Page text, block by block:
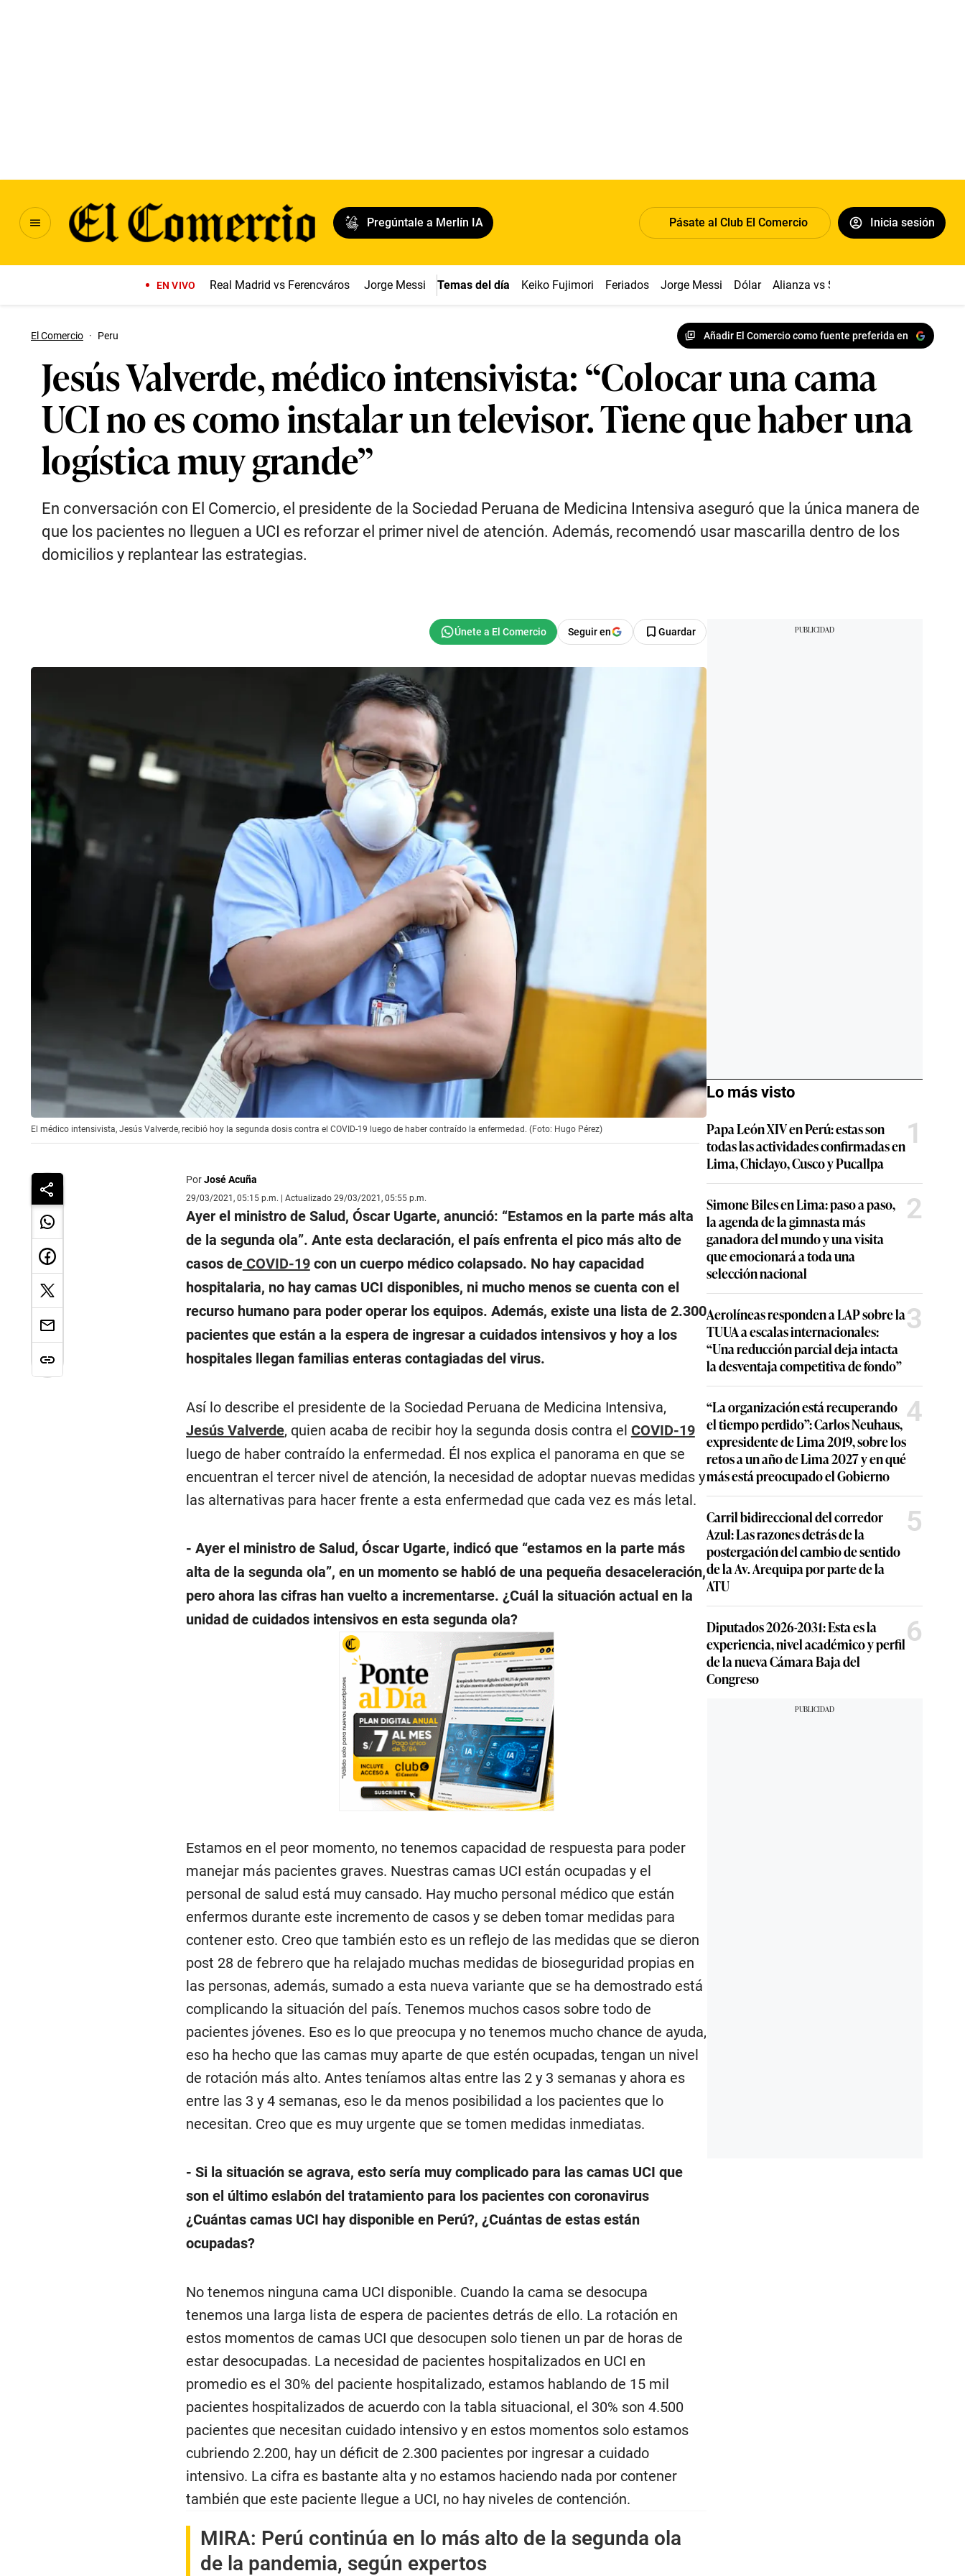
Pregúntale a Merlín IA Pásate al Club El Comercio Inicia sesión
EN VIVO Real Madrid vs Ferencváros Jorge Messi Temas del día Keiko Fujimori Feriados Jorge Messi Dólar Alianza vs Sport Boys
El Comercio · Peru Añadir El Comercio como fuente preferida en
Jesús Valverde, médico intensivista: “Colocar una cama
UCI no es como instalar un televisor. Tiene que haber una
logística muy grande”
En conversación con El Comercio, el presidente de la Sociedad Peruana de Medicina Intensiva aseguró que la única manera de
que los pacientes no lleguen a UCI es reforzar el primer nivel de atención. Además, recomendó usar mascarilla dentro de los
domicilios y replantear las estrategias.
Seguir en Guardar
El médico intensivista, Jesús Valverde, recibió hoy la segunda dosis contra el COVID-19 luego de haber contraído la enfermedad. (Foto: Hugo Pérez)
PorJosé Acuña
29/03/2021, 05:15 p.m. | Actualizado 29/03/2021, 05:55 p.m.
Ayer el ministro de Salud, Óscar Ugarte, anunció: “Estamos en la parte más alta
de la segunda ola”. Ante esta declaración, el país enfrenta el pico más alto de
casos deCOVID-19con un cuerpo médico colapsado. No hay capacidad
hospitalaria, no hay camas UCI disponibles, ni mucho menos se cuenta con el
recurso humano para poder operar los equipos. Además, existe una lista de 2.300
pacientes que están a la espera de ingresar a cuidados intensivos y hoy a los
hospitales llegan familias enteras contagiadas del virus.
Así lo describe el presidente de la Sociedad Peruana de Medicina Intensiva,
Jesús Valverde, quien acaba de recibir hoy la segunda dosis contra el COVID-19
luego de haber contraído la enfermedad. Él nos explica el panorama en que se
encuentran el tercer nivel de atención, la necesidad de adoptar nuevas medidas y
las alternativas para hacer frente a esta enfermedad que cada vez es más letal.
- Ayer el ministro de Salud, Óscar Ugarte, indicó que “estamos en la parte más
alta de la segunda ola”, en un momento se habló de una pequeña desaceleración,
pero ahora las cifras han vuelto a incrementarse. ¿Cuál la situación actual en la
unidad de cuidados intensivos en esta segunda ola?
Estamos en el peor momento, no tenemos capacidad de respuesta para poder
manejar más pacientes graves. Nuestras camas UCI están ocupadas y el
personal de salud está muy cansado. Hay mucho personal médico que están
enfermos durante este incremento de casos y se deben tomar medidas para
contener esto. Creo que también esto es un reflejo de las medidas que se dieron
post 28 de febrero que ha relajado muchas medidas de bioseguridad propias en
las personas, además, sumado a esta nueva variante que se ha demostrado está
complicando la situación del país. Tenemos muchos casos sobre todo de
pacientes jóvenes. Eso es lo que preocupa y no tenemos mucho chance de ayuda,
eso ha hecho que las camas muy aparte de que estén ocupadas, tengan un nivel
de rotación más alto. Antes teníamos altas entre las 2 y 3 semanas y ahora es
entre las 3 y 4 semanas, eso le da menos posibilidad a los pacientes que lo
necesitan. Creo que es muy urgente que se tomen medidas inmediatas.
- Si la situación se agrava, esto sería muy complicado para las camas UCI que
son el último eslabón del tratamiento para los pacientes con coronavirus
¿Cuántas camas UCI hay disponible en Perú?, ¿Cuántas de estas están
ocupadas?
No tenemos ninguna cama UCI disponible. Cuando la cama se desocupa
tenemos una larga lista de espera de pacientes detrás de ello. La rotación en
estos momentos de camas UCI que desocupen solo tienen un par de horas de
estar desocupadas. La necesidad de pacientes hospitalizados en UCI en
promedio es el 30% del paciente hospitalizado, estamos hablando de 15 mil
pacientes hospitalizados de acuerdo con la tabla situacional, el 30% son 4.500
pacientes que necesitan cuidado intensivo y en estos momentos solo estamos
cubriendo 2.200, hay un déficit de 2.300 pacientes por ingresar a cuidado
intensivo. La cifra es bastante alta y no estamos haciendo nada por contener
también que este paciente llegue a UCI, no hay niveles de contención.
MIRA: Perú continúa en lo más alto de la segunda ola
de la pandemia, según expertos
Lo más visto
Papa León XIV en Perú: estas son
todas las actividades confirmadas en
Lima, Chiclayo, Cusco y Pucallpa
1
Simone Biles en Lima: paso a paso,
la agenda de la gimnasta más
ganadora del mundo y una visita
que emocionará a toda una
selección nacional
2
Aerolíneas responden a LAP sobre la
TUUA a escalas internacionales:
“Una reducción parcial deja intacta
la desventaja competitiva de fondo”
3
“La organización está recuperando
el tiempo perdido”: Carlos Neuhaus,
expresidente de Lima 2019, sobre los
retos a un año de Lima 2027 y en qué
más está preocupado el Gobierno
4
Carril bidireccional del corredor
Azul: Las razones detrás de la
postergación del cambio de sentido
de la Av. Arequipa por parte de la
ATU
5
Diputados 2026-2031: Esta es la
experiencia, nivel académico y perfil
de la nueva Cámara Baja del
Congreso
6